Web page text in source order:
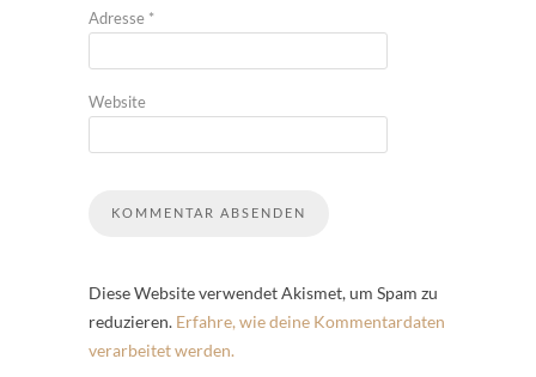
Adresse *
Website
Diese Website verwendet Akismet, um Spam zu
reduzieren. Erfahre, wie deine Kommentardaten
verarbeitet werden.